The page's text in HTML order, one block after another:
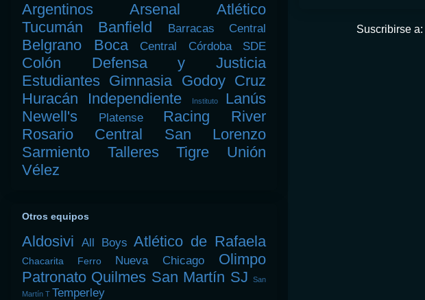
Suscribirse a:
Argentinos Arsenal
Atlético
Tucumán
Banfield Barracas Central
Belgrano Boca Central Córdoba SDE
Colón
Defensa y Justicia
Estudiantes Gimnasia Godoy Cruz
Huracán
Independiente Instituto
Lanús
Newell's
Platense Racing
River
Rosario Central
San Lorenzo
Sarmiento
Talleres Tigre
Unión
Vélez
Otros equipos
Aldosivi All Boys Atlético de Rafaela
Chacarita Ferro Nueva Chicago
Olimpo
Patronato Quilmes San Martín SJ
San
Martín T Temperley